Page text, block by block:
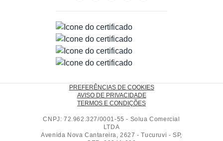
PREFERÊNCIAS DE COOKIES
AVISO DE PRIVACIDADE
TERMOS E CONDIÇÕES
CNPJ: 72.962.327/0001-55 - Solua Comercial
LTDA
Avenida Nova Cantareira, 2627 - Tucuruvi - SP,